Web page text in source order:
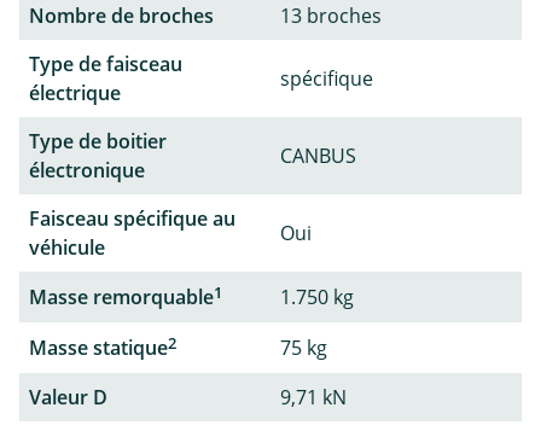
Nombre de broches
13 broches
Type de faisceau
électrique
spécifique
Type de boitier
électronique
CANBUS
Faisceau spécifique au
véhicule
Oui
Masse remorquable1
1.750 kg
Masse statique2
75 kg
Valeur D
9,71 kN